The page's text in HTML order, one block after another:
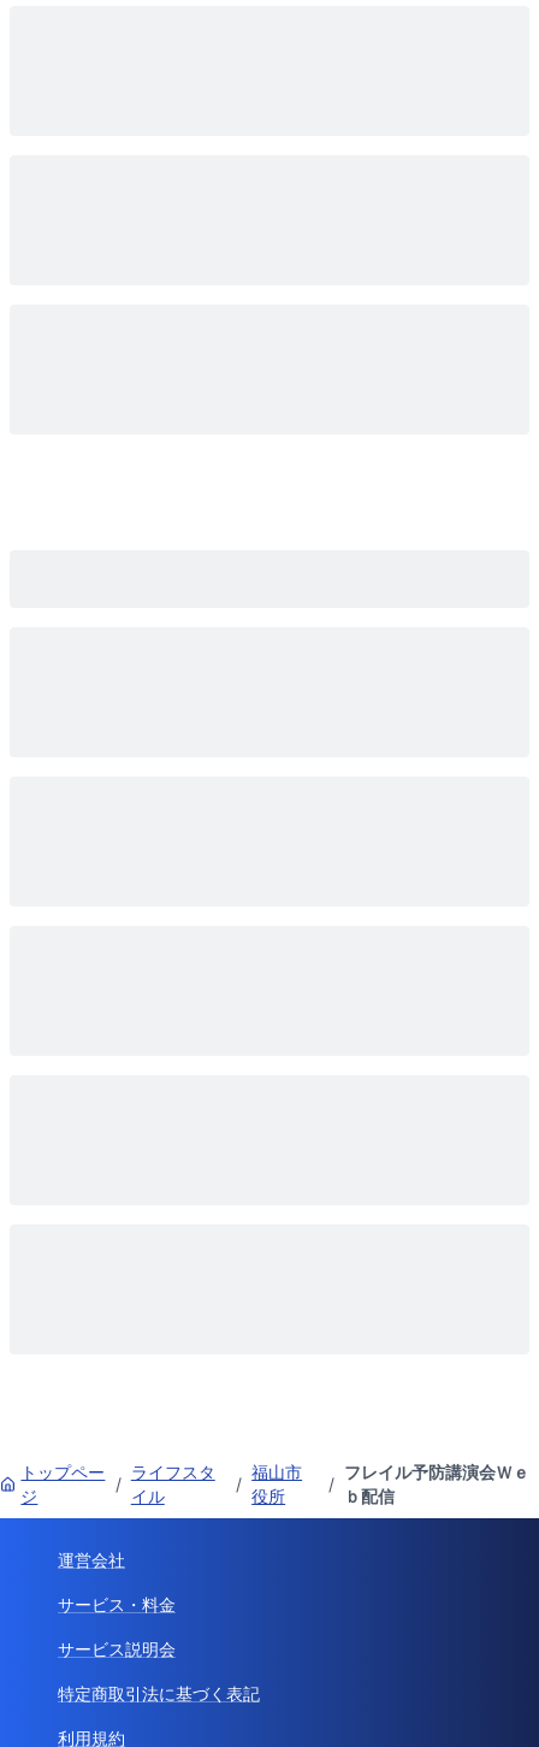
トップペー
ジ
/
ライフスタ
イル
/
福山市
役所
/
フレイル予防講演会Ｗｅ
ｂ配信
運営会社
サービス・料金
サービス説明会
特定商取引法に基づく表記
利用規約